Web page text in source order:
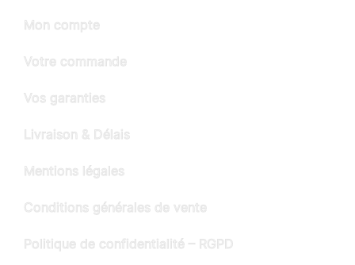
Mon compte
Votre commande
Vos garanties
Livraison & Délais
Mentions légales
Conditions générales de vente
Politique de confidentialité – RGPD